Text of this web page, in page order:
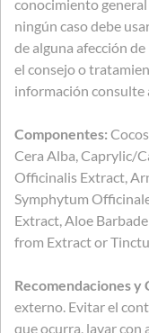
conocimiento general
ningún caso debe
de alguna afección
el consejo o
información consulte
Componentes:
Cera Alba, Caprylic/
Officinalis Extract,
Symphytum
Extract, Aloe
from Extract or
Recomendaciones y
externo. Evitar el
que ocurra, lavar con